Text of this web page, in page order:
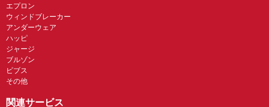
エプロン
ウィンドブレーカー
アンダーウェア
ハッピ
ジャージ
ブルゾン
ビブス
その他
関連サービス